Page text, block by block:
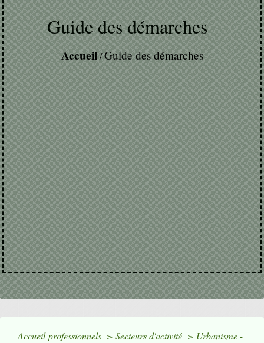
Guide des démarches
Accueil/Guide des démarches
Accueil professionnels > Secteurs d'activité > Urbanisme -